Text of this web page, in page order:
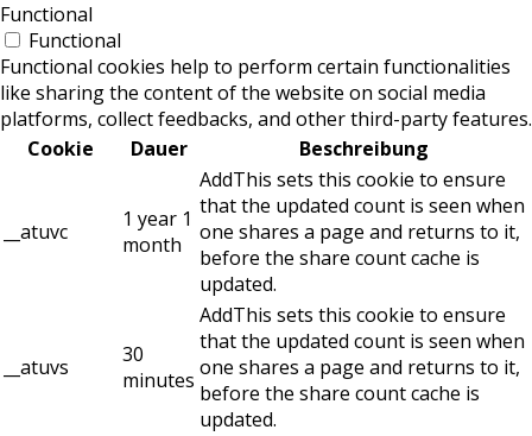
Functional
Functional
Functional cookies help to perform certain functionalities
like sharing the content of the website on social media
platforms, collect feedbacks, and other third-party features.
Cookie
Dauer Beschreibung
__atuvc
1 year 1
month
AddThis sets this cookie to ensure
that the updated count is seen when
one shares a page and returns to it,
before the share count cache is
updated.
__atuvs
30
minutes
AddThis sets this cookie to ensure
that the updated count is seen when
one shares a page and returns to it,
before the share count cache is
updated.